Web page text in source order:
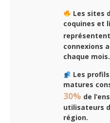
Les sites
coquines et
représentent
connexions
chaque mois.
Les
matures
30% de
utilisateurs
région.